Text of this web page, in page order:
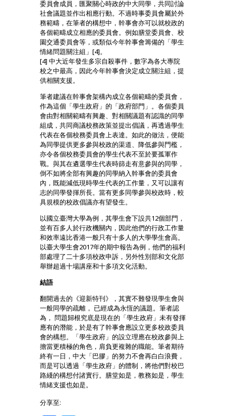
委員會成員，匯聚關心時政的中大同學，共同討論
社會議題並作出相應行動。不過時事委員會屬於外
務範疇，在筆者的構想中，幹事會亦可以就校政的
各個範疇成立相應的委員會。例如膳堂委員會、校
園交通委員會等，或類似今年幹事會籌備的「學生
情緒問題關注組」[4]。
[4] 中大近年發生多宗自殺事件，數字為各大專院
校之中最高，因此今年幹事會決定成立關注組，提
供相關支援。
筆者建議在幹事會架構內成立各個範疇的委員會，
作為這個「學生政府」的「政府部門」。各個委員
會由對相關範疇有興趣、對相關議題有認識的同學
組成，共同商議校務政策並提出倡議，再透過學生
代表在各個校務委員會上表達。如此的做法，便能
為同學提供更多參與校政的渠道、降低參與門檻，
亦令各個校務委員會的學生代表不至於要孤軍作
戰。與其在遴選學生代表時篩走有意參與的同學，
倒不如將全部有興趣的同學納入幹事會的委員會
內，既能減低現時學生代表的工作量，又可以讓有
志的同學發揮所長。當有更多同學參與校政時，較
具規模的校政倡議亦有望發生。
以國立臺灣大學為例，其學生會下設共12個部門，
並有百多人於行政機關內，因此他們的行政工作量
和效率遠比香港一般只有十多人的大學學生會高。
以臺大學生會2017年的期中報告為例，他們的福利
部處理了二十多項校政申訴，另外性別部和文化部
舉辦超過十場講座和十多項文化活動。
結語
翻開過去的《迎新特刊》，其實不難發現學生會與
一般同學的疏離， 已經成為永恆的議題。筆者認
為， 問題歸根究底是現在的「學生政府」未有發揮
應有的潛能，於是有了幹事會應設立更多校政委員
會的構想。「學生政府」的設立理應在校政參與上
擔當更積極的角色，肩負更複雜的職能。筆者期待
終有一日，中大「巴膠」的努力不會再白白浪費，
而是可以透過「學生政府」的體制，將他們對校巴
路綫的構想付諸實行。膳堂如是，教務如是，學生
情緒支援也如是。
分享至: